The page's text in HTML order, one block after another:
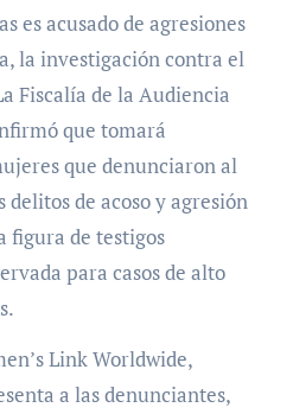
la investigación contra el
Fiscalía de la Audiencia
que tomará
que denunciaron al
de acoso y agresión
figura de testigos
para casos de alto
Link Worldwide,
a las denunciantes,